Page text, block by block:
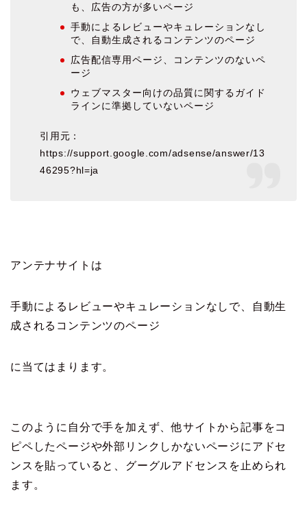
も、広告の方が多いページ
手動によるレビューやキュレーションなし
で、自動生成されるコンテンツのページ
広告配信専用ページ、コンテンツのないペ
ージ
ウェブマスター向けの品質に関するガイド
ラインに準拠していないページ
引用元：
https://support.google.com/adsense/answer/13
46295?hl=ja
アンテナサイトは
手動によるレビューやキュレーションなしで、自動生
成されるコンテンツのページ
に当てはまります。
このように自分で手を加えず、他サイトから記事をコ
ピペしたページや外部リンクしかないページにアドセ
ンスを貼っていると、グーグルアドセンスを止められ
ます。